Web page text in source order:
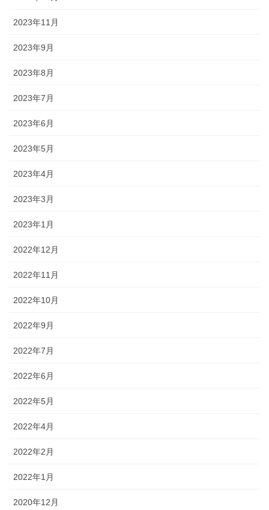
2023年11月
2023年9月
2023年8月
2023年7月
2023年6月
2023年5月
2023年4月
2023年3月
2023年1月
2022年12月
2022年11月
2022年10月
2022年9月
2022年7月
2022年6月
2022年5月
2022年4月
2022年2月
2022年1月
2020年12月